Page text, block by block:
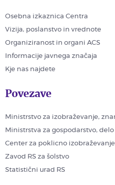
Osebna izkaznica Centra
Vizija, poslanstvo in vrednote
Organiziranost in organi ACS
Informacije javnega značaja
Kje nas najdete
Povezave
Ministrstvo za izobraževanje,
Ministrstva za gospodarstvo,
Center za poklicno izobraževanje
Zavod RS za šolstvo
Statistični urad RS